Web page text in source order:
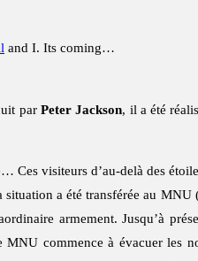
and I. Its coming…
par Peter Jackson, il a été
Ces visiteurs d’au-delà des
a été transférée au
armement. Jusqu’à
commence à évacuer